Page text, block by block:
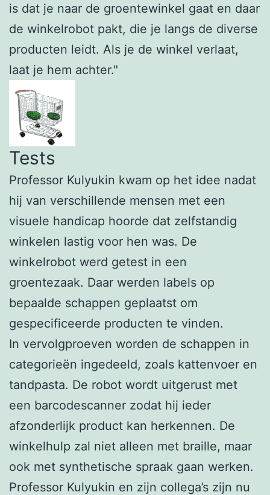
is dat je naar de groentewinkel gaat en daar
de winkelrobot pakt, die je langs de diverse
producten leidt. Als je de winkel verlaat,
laat je hem achter."
Tests
Professor Kulyukin kwam op het idee nadat
hij van verschillende mensen met een
visuele handicap hoorde dat zelfstandig
winkelen lastig voor hen was. De
winkelrobot werd getest in een
groentezaak. Daar werden labels op
bepaalde schappen geplaatst om
gespecificeerde producten te vinden.
In vervolgproeven worden de schappen in
categorieën ingedeeld, zoals kattenvoer en
tandpasta. De robot wordt uitgerust met
een barcodescanner zodat hij ieder
afzonderlijk product kan herkennen. De
winkelhulp zal niet alleen met braille, maar
ook met synthetische spraak gaan werken.
Professor Kulyukin en zijn collega’s zijn nu